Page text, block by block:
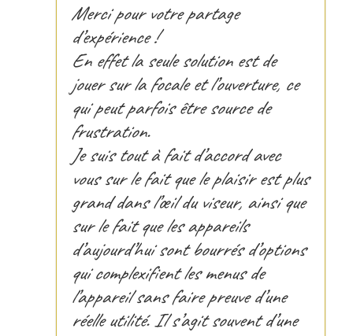
Merci pour votre partage
d’expérience !
En effet la seule solution est de
jouer sur la focale et l’ouverture, ce
qui peut parfois être source de
frustration.
Je suis tout à fait d’accord avec
vous sur le fait que le plaisir est plus
grand dans l’œil du viseur, ainsi que
sur le fait que les appareils
d’aujourd’hui sont bourrés d’options
qui complexifient les menus de
l’appareil sans faire preuve d’une
réelle utilité. Il s’agit souvent d’une